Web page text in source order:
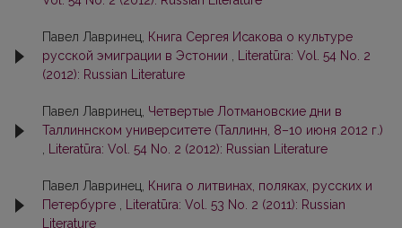
Павел Лавринец,
Книга Сергея Исакова о культуре
русской эмиграции в Эстонии
Literatūra: Vol. 54 No. 2
(2012): Russian Literature
Павел Лавринец, Четвертые Лотмановские дни в
Таллиннском университете (Таллинн, 8–10 июня 2012 г.)
Literatūra: Vol. 54 No. 2 (2012): Russian Literature
Павел Лавринец,
Книга о литвинах, поляках, русских и
Петербурге
Literatūra: Vol. 53 No. 2 (2011): Russian
Literature